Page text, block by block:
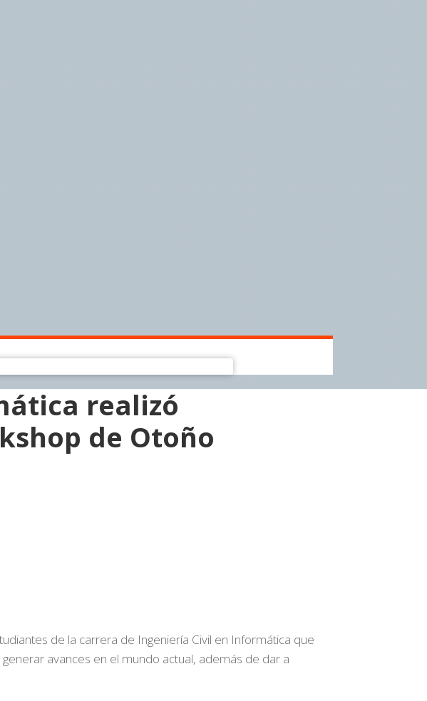
realizó
de Otoño
de la carrera de Ingeniería Civil en Informática que
avances en el mundo actual, además de dar a